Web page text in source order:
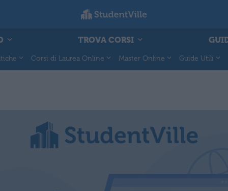
TROVA CORSI
Corsi di Laurea Online Master Online Guide Utili